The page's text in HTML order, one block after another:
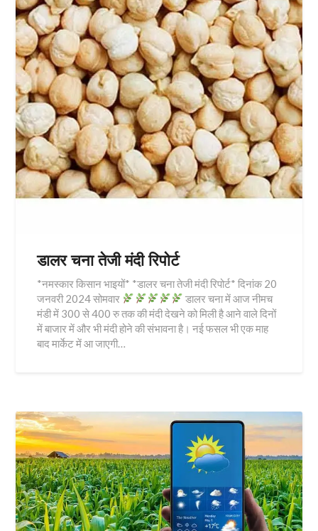
डालर चना तेजी मंदी रिपोर्ट
*नमस्कार किसान भाइयों* *डालर चना तेजी मंदी रिपोर्ट* दिनांक 20
जनवरी 2024 सोमवार
डालर चना में आज नीमच
मंडी में 300 से 400 रु तक की मंदी देखने को मिली है आने वाले दिनों
में बाजार में और भी मंदी होने की संभावना है। नई फसल भी एक माह
बाद मार्केट में आ जाएगी…